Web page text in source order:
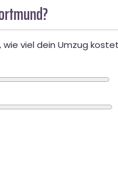
viel dein Umzug